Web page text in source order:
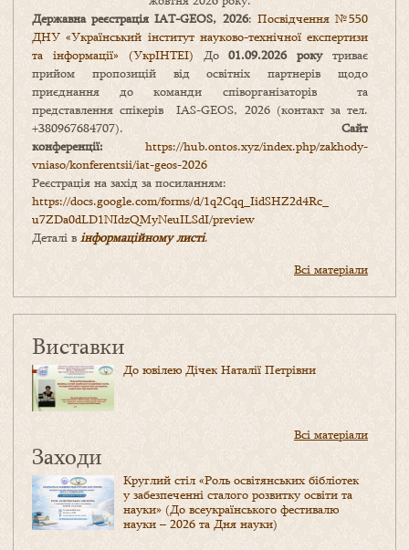
Державна реєстрація IAT-GEOS, 2026: Посвідчення №550
ДНУ «Український інститут науково-технічної експертизи
та інформації» (УкрІНТЕІ) До01.09.2026 рокутриває
прийом пропозицій від освітніх партнерів щодо
приєднання до команди співорганізаторів та
представлення спікерів IAS-GEOS, 2026 (контакт за тел.
+380967684707). Сайт
конференції: https://hub.ontos.xyz/index.php/zakhody-
vniaso/konferentsii/iat-geos-2026
Реєстрація на захід за посиланням:
https://docs.google.com/forms/d/1q2Cqq_IidSHZ2d4Rc_
u7ZDa0dLD1NIdzQMyNeuILSdI/preview
Деталі в інформаційному листі.
Всі матеріали
Виставки
До ювілею Дічек Наталії Петрівни
Всі матеріали
Заходи
Круглий стіл «Роль освітянських бібліотек
у забезпеченні сталого розвитку освіти та
науки» (До всеукраїнського фестивалю
науки – 2026 та Дня науки)